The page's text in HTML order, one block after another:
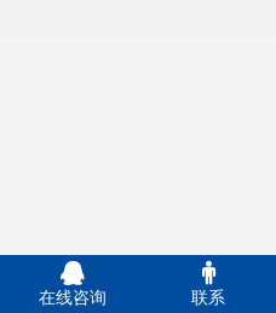
在线咨询 联系